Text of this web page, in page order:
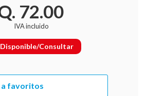
72.00
IVA incluido
Consultar
a favoritos